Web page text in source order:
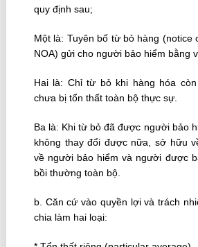
quy định sau;
Một là: Tuyên bố từ bỏ hàng (notice
NOA) gửi cho người bảo hiểm bằng
Hai là: Chỉ từ bỏ khi hàng hóa
chưa bị tổn thất toàn bộ thực sự.
Ba là: Khi từ bỏ đã được người bảo
không thay đổi được nữa, sở hữu
về người bảo hiểm và người được
bồi thường toàn bộ.
b. Căn cứ vào quyền lợi và trách
chia làm hai loại: